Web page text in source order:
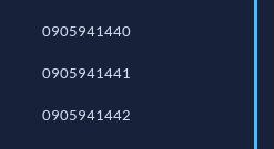
0905941440
0905941441
0905941442